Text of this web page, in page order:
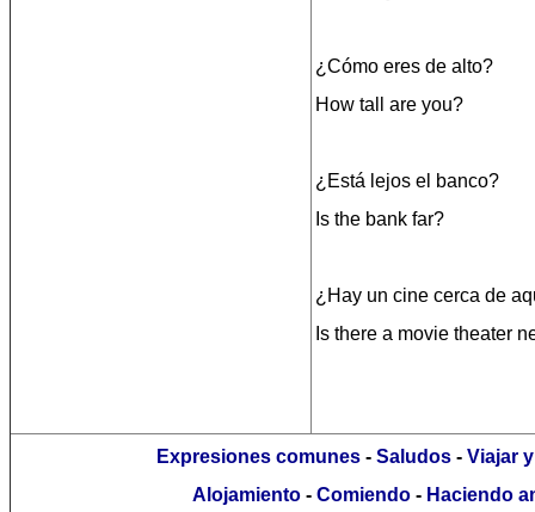
¿Cómo eres de alto?
How tall are you?
¿Está lejos el banco?
Is the bank far?
¿Hay un cine cerca de
Is there a movie theater
Expresiones comunes- Saludos- Viajar
Alojamiento - Comiendo - Haciendo